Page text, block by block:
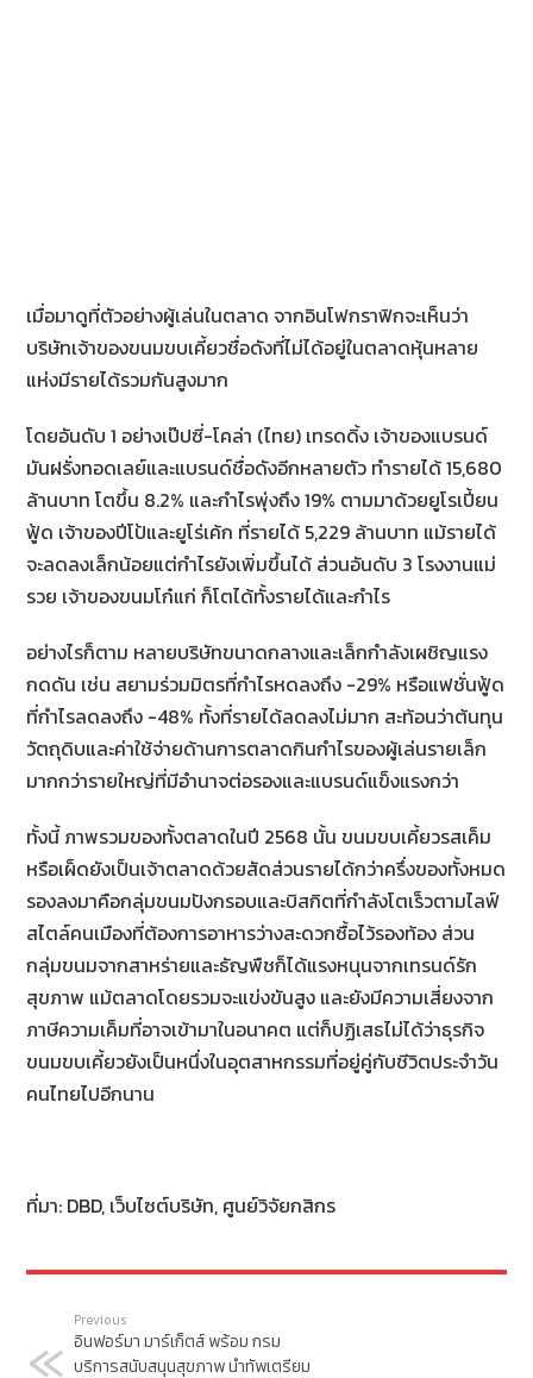
เมื่อมาดูที่ตัวอย่างผู้เล่นในตลาด จากอินโฟกราฟิกจะเห็นว่า
บริษัทเจ้าของขนมขบเคี้ยวชื่อดังที่ไม่ได้อยู่ในตลาดหุ้นหลาย
แห่งมีรายได้รวมกันสูงมาก
โดยอันดับ 1 อย่างเป๊ปซี่-โคล่า (ไทย) เทรดดิ้ง เจ้าของแบรนด์
มันฝรั่งทอดเลย์และแบรนด์ชื่อดังอีกหลายตัว ทำรายได้ 15,680
ล้านบาท โตขึ้น 8.2% และกำไรพุ่งถึง 19% ตามมาด้วยยูโรเปี้ยน
ฟู้ด เจ้าของปีโป้และยูโร่เค้ก ที่รายได้ 5,229 ล้านบาท แม้รายได้
จะลดลงเล็กน้อยแต่กำไรยังเพิ่มขึ้นได้ ส่วนอันดับ 3 โรงงานแม่
รวย เจ้าของขนมโก๋แก่ ก็โตได้ทั้งรายได้และกำไร
อย่างไรก็ตาม หลายบริษัทขนาดกลางและเล็กกำลังเผชิญแรง
กดดัน เช่น สยามร่วมมิตรที่กำไรหดลงถึง -29% หรือแฟชั่นฟู้ด
ที่กำไรลดลงถึง -48% ทั้งที่รายได้ลดลงไม่มาก สะท้อนว่าต้นทุน
วัตถุดิบและค่าใช้จ่ายด้านการตลาดกินกำไรของผู้เล่นรายเล็ก
มากกว่ารายใหญ่ที่มีอำนาจต่อรองและแบรนด์แข็งแรงกว่า
ทั้งนี้ ภาพรวมของทั้งตลาดในปี 2568 นั้น ขนมขบเคี้ยวรสเค็ม
หรือเผ็ดยังเป็นเจ้าตลาดด้วยสัดส่วนรายได้กว่าครึ่งของทั้งหมด
รองลงมาคือกลุ่มขนมปังกรอบและบิสกิตที่กำลังโตเร็วตามไลฟ์
สไตล์คนเมืองที่ต้องการอาหารว่างสะดวกซื้อไว้รองท้อง ส่วน
กลุ่มขนมจากสาหร่ายและธัญพืชก็ได้แรงหนุนจากเทรนด์รัก
สุขภาพ แม้ตลาดโดยรวมจะแข่งขันสูง และยังมีความเสี่ยงจาก
ภาษีความเค็มที่อาจเข้ามาในอนาคต แต่ก็ปฏิเสธไม่ได้ว่าธุรกิจ
ขนมขบเคี้ยวยังเป็นหนึ่งในอุตสาหกรรมที่อยู่คู่กับชีวิตประจำวัน
คนไทยไปอีกนาน
ที่มา: DBD, เว็บไซต์บริษัท, ศูนย์วิจัยกสิกร
Previous
อินฟอร์มา มาร์เก็ตส์ พร้อม กรม
บริการสนับสนุนสุขภาพ นำทัพเตรียม